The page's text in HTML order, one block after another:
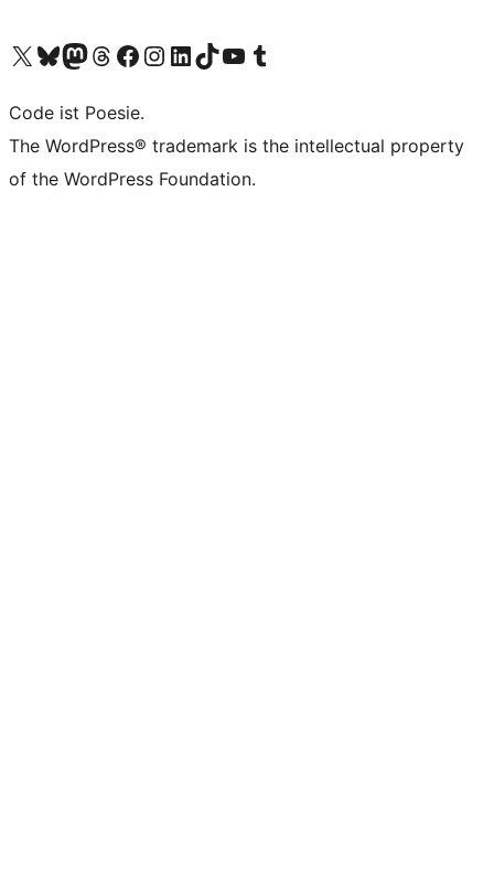
Unser X-Konto (früher Twitter) besuchen
Unser Bluesky-Konto besuchen
Unser Mastodon-Konto besuchen
Unser Threads-Konto besuchen
Unsere Facebook-Seite besuchen
Unser Instagram-Konto besuchen
Unser LinkedIn-Konto besuchen
Unser TikTok-Konto besuchen
Unseren YouTube-Kanal besuchen
Unser Tumblr-Konto besuchen
Code ist Poesie.
The WordPress® trademark is the intellectual property
of the WordPress Foundation.